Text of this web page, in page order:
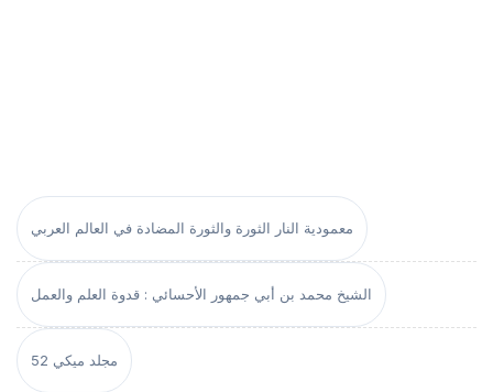
معمودية النار الثورة والثورة المضادة في العالم العربي
الشيخ محمد بن أبي جمهور الأحسائي : قدوة العلم والعمل
مجلد ميكي 52